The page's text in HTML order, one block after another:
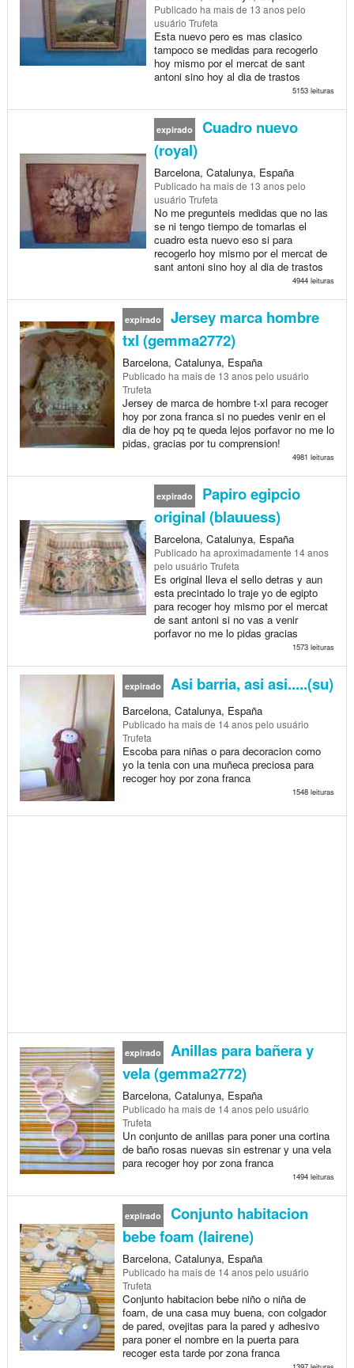
Publicado ha mais de 13 anospelo
usuário Trufeta
Esta nuevo pero es mas clasico
tampoco se medidas para recogerlo
hoy mismo por el mercat de sant
antoni sino hoy al dia de trastos
5153 leituras
expirado
Cuadro nuevo
(royal)
Barcelona, Catalunya, España
Publicado ha mais de 13 anospelo
usuário Trufeta
No me pregunteis medidas que no las
se ni tengo tiempo de tomarlas el
cuadro esta nuevo eso si para
recogerlo hoy mismo por el mercat de
sant antoni sino hoy al dia de trastos
4944 leituras
expirado
Jersey marca hombre
txl (gemma2772)
Barcelona, Catalunya, España
Publicado ha mais de 13 anospelo usuário
Trufeta
Jersey de marca de hombre t-xl para recoger
hoy por zona franca si no puedes venir en el
dia de hoy pq te queda lejos porfavor no me lo
pidas, gracias por tu comprension!
4981 leituras
expirado
Papiro egipcio
original (blauuess)
Barcelona, Catalunya, España
Publicado ha aproximadamente 14 anos
pelo usuário Trufeta
Es original lleva el sello detras y aun
esta precintado lo traje yo de egipto
para recoger hoy mismo por el mercat
de sant antoni si no vas a venir
porfavor no me lo pidas gracias
1573 leituras
expirado Asi barria, asi asi.....(su)
Barcelona, Catalunya, España
Publicado ha mais de 14 anospelo usuário
Trufeta
Escoba para niñas o para decoracion como
yo la tenia con una muñeca preciosa para
recoger hoy por zona franca
1548 leituras
expirado
Anillas para bañera y
vela (gemma2772)
Barcelona, Catalunya, España
Publicado ha mais de 14 anospelo usuário
Trufeta
Un conjunto de anillas para poner una cortina
de baño rosas nuevas sin estrenar y una vela
para recoger hoy por zona franca
1494 leituras
expirado
Conjunto habitacion
bebe foam (lairene)
Barcelona, Catalunya, España
Publicado ha mais de 14 anospelo usuário
Trufeta
Conjunto habitacion bebe niño o niña de
foam, de una casa muy buena, con colgador
de pared, ovejitas para la pared y adhesivo
para poner el nombre en la puerta para
recoger esta tarde por zona franca